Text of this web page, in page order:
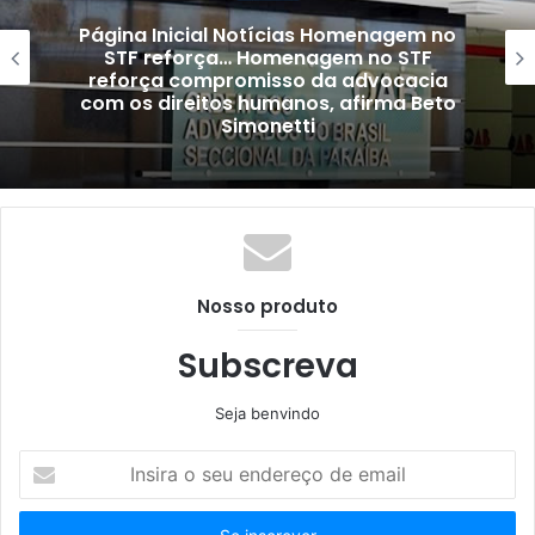
Página Inicial Notícias Homenagem no
STF reforça… Homenagem no STF
reforça compromisso da advocacia
com os direitos humanos, afirma Beto
Simonetti
Nosso produto
Subscreva
Seja benvindo
seu